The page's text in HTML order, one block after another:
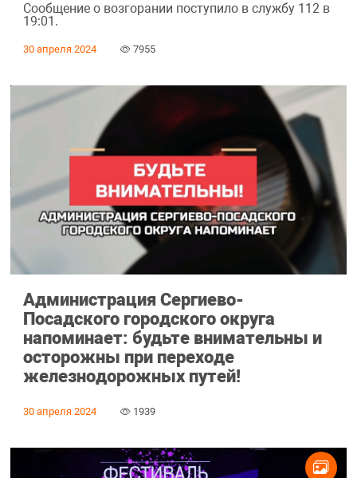
Сообщение о возгорании поступило в службу 112 в
19:01.
30 апреля 2024 7955
Администрация Сергиево-
Посадского городского округа
напоминает: будьте внимательны и
осторожны при переходе
железнодорожных путей!
30 апреля 2024 1939